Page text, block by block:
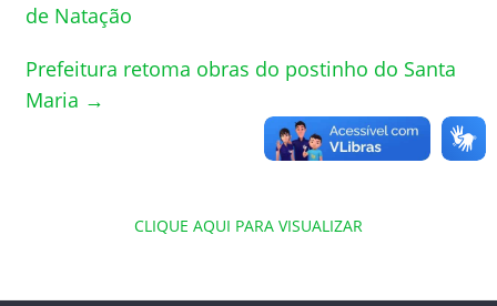
de Natação
Prefeitura retoma obras do postinho do Santa
Maria →
CLIQUE AQUI PARA VISUALIZAR